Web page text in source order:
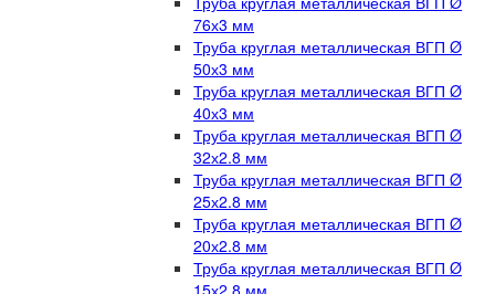
76х3 мм
Труба круглая металлическая ВГП Ø
50х3 мм
Труба круглая металлическая ВГП Ø
40х3 мм
Труба круглая металлическая ВГП Ø
32х2.8 мм
Труба круглая металлическая ВГП Ø
25х2.8 мм
Труба круглая металлическая ВГП Ø
20х2.8 мм
Труба круглая металлическая ВГП Ø
15х2.8 мм